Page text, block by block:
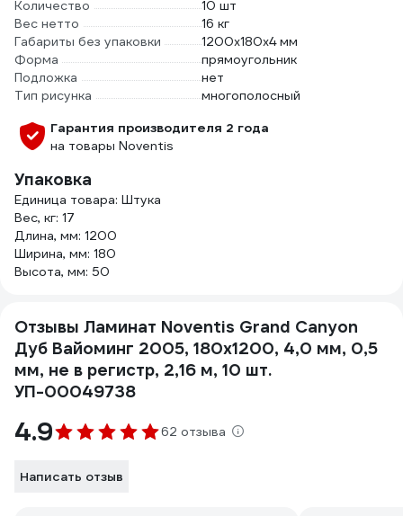
Количество
10 шт
Вес нетто
16 кг
Габариты без упаковки
1200х180х4 мм
Форма
прямоугольник
Подложка
нет
Тип рисунка
многополосный
Гарантия производителя 2 года
на товары Noventis
Упаковка
Единица товара: Штука
Вес, кг: 17
Длина, мм: 1200
Ширина, мм: 180
Высота, мм: 50
Отзывы Ламинат Noventis Grand Сanyon
Дуб Вайоминг 2005, 180x1200, 4,0 мм, 0,5
мм, не в регистр, 2,16 м, 10 шт.
УП-00049738
4.9 62 отзыва
Написать отзыв